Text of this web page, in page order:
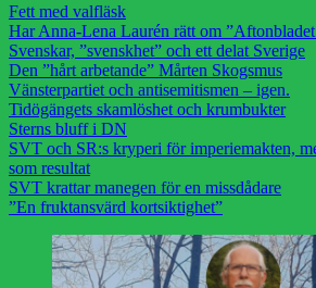
Fett med valfläsk
Har Anna-Lena Laurén rätt om
Svenskar, ”svenskhet” och ett delat Sverige
Den ”hårt arbetande” Mårten Skogsmus
Vänsterpartiet och antisemitismen – igen.
Tidögängets skamlöshet och krumbukter
Sterns bluff i DN
SVT och SR:s kryperi för imperiemakten,
som resultat
SVT krattar manegen för en missdådare
”En fruktansvärd kortsiktighet”